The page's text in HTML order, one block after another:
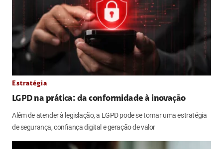
Estratégia
LGPD na prática: da conformidade à inovação
Além de atender à legislação, a LGPD pode se tornar uma estratégia
de segurança, confiança digital e geração de valor